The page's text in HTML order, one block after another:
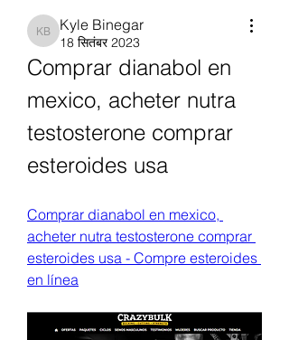
Kyle Binegar
Kyle Binegar
18 सितंबर 2023
Comprar dianabol en
mexico, acheter nutra
testosterone comprar
esteroides usa
Comprar dianabol en mexico,
acheter nutra testosterone comprar
esteroides usa - Compre esteroides
en línea